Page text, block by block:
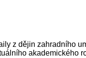
z dějin zahradního
akademického